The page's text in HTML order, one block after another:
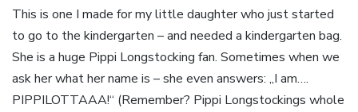
This is one I made for my little daughter who just started
to go to the kindergarten – and needed a kindergarten bag.
She is a huge Pippi Longstocking fan. Sometimes when we
ask her what her name is – she even answers: „I am….
PIPPILOTTAAA!“ (Remember? Pippi Longstockings whole